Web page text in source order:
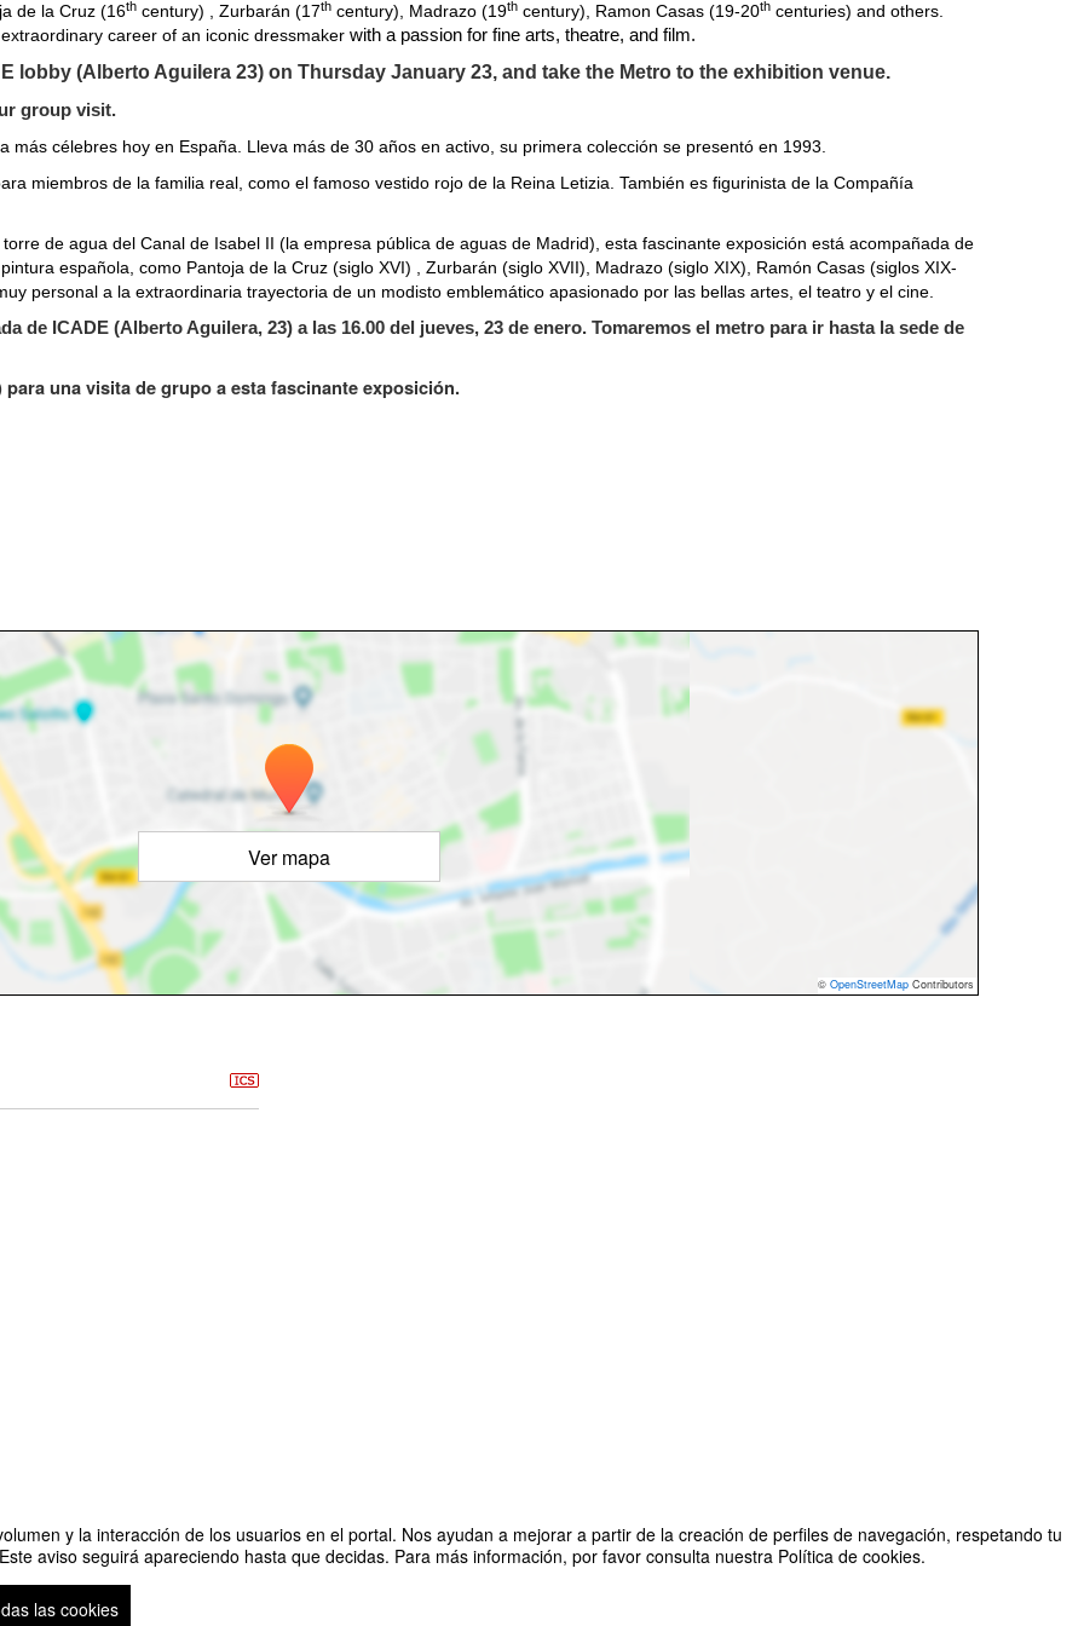
y la interacción de los usuarios en el portal. Nos ayudan a mejorar a partir de la creación de perfiles de navegación, respetando tu
aviso seguirá apareciendo hasta que decidas. Para más información, por favor consulta nuestra Política de cookies.
las cookies
de la Cruz (16th century) , Zurbarán (17th century), Madrazo (19th century), Ramon Casas (19-20th centuries) and others.
career of an iconic dressmaker with a passion for fine arts, theatre, and film.
lobby (Alberto Aguilera 23) on Thursday January 23, and take the Metro to the exhibition venue.
group visit.
más célebres hoy en España. Lleva más de 30 años en activo, su primera colección se presentó en 1993.
miembros de la familia real, como el famoso vestido rojo de la Reina Letizia. También es figurinista de la Compañía
de agua del Canal de Isabel II (la empresa pública de aguas de Madrid), esta fascinante exposición está acompañada de
española, como Pantoja de la Cruz (siglo XVI) , Zurbarán (siglo XVII), Madrazo (siglo XIX), Ramón Casas (siglos XIX-
personal a la extraordinaria trayectoria de un modisto emblemático apasionado por las bellas artes, el teatro y el cine.
de ICADE (Alberto Aguilera, 23) a las 16.00 del jueves, 23 de enero. Tomaremos el metro para ir hasta la sede de
una visita de grupo a esta fascinante exposición.
Ver mapa
© OpenStreetMap Contributors
Organizado por Servicio de Relaciones Internacionales y Comillas Arte